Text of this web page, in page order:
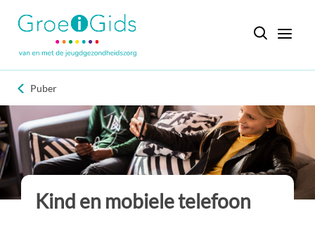
Puber
Kind en mobiele telefoon